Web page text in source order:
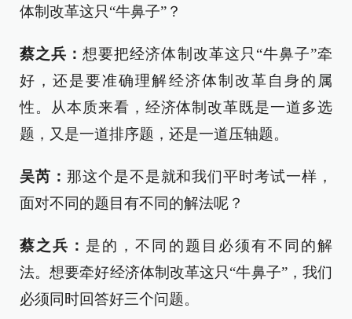
体制改革这只“牛鼻子”？
蔡之兵：想要把经济体制改革这只“牛鼻子”牵
好，还是要准确理解经济体制改革自身的属
性。从本质来看，经济体制改革既是一道多选
题，又是一道排序题，还是一道压轴题。
吴芮： 那这个是不是就和我们平时考试一样，
面对不同的题目有不同的解法呢？
蔡之兵： 是的，不同的题目必须有不同的解
法。想要牵好经济体制改革这只“牛鼻子”，我们
必须同时回答好三个问题。